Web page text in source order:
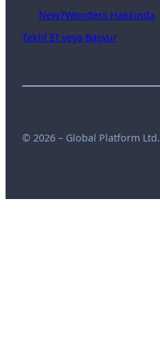
New7Wonders Hakkında
Teklif Et veya Başvur
© 2026 – Global Platform Ltd.